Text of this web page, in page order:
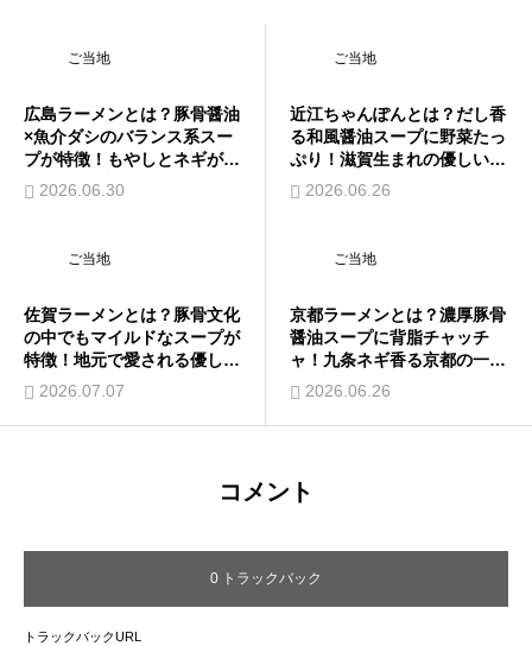
ご当地
広島ラーメンとは？豚骨醤油
×魚介ダシのバランス系スー
プが特徴！もやしとネギが彩
る一杯を解説
2026.06.30
ご当地
近江ちゃんぽんとは？だし香
る和風醤油スープに野菜たっ
ぷり！滋賀生まれの優しい味
を解説
2026.06.26
ご当地
佐賀ラーメンとは？豚骨文化
の中でもマイルドなスープが
特徴！地元で愛される優しい
一杯を解説
2026.07.07
ご当地
京都ラーメンとは？濃厚豚骨
醤油スープに背脂チャッチ
ャ！九条ネギ香る京都の一杯
を解説
2026.06.26
コメント
0 トラックバック
トラックバックURL